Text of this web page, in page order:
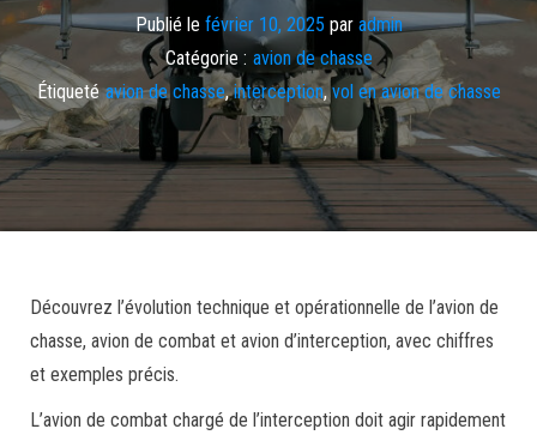
Publié le février 10, 2025 par admin
Catégorie : avion de chasse
Étiqueté avion de chasse,interception,vol en avion de chasse
Découvrez l’évolution technique et opérationnelle de l’avion de
chasse, avion de combat et avion d’interception, avec chiffres
et exemples précis.
L’avion de combat chargé de l’interception doit agir rapidement